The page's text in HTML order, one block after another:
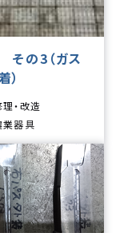
の3（ガス
）
理・改造
業器具